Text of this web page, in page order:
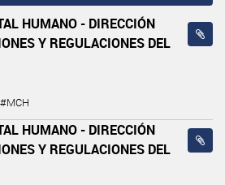
HUMANO - DIRECCIÓN
Y REGULACIONES DEL
HUMANO - DIRECCIÓN
Y REGULACIONES DEL